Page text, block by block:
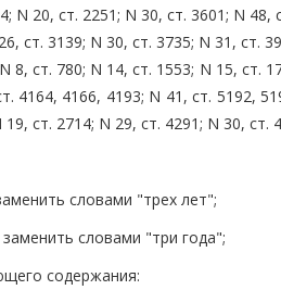
N 20, ст. 2251; N 30, ст. 3601; N
ст. 3139; N 30, ст. 3735; N 31, ст.
8, ст. 780; N 14, ст. 1553; N 15, ст.
4164, 4166, 4193; N 41, ст. 5192,
ст. 2714; N 29, ст. 4291; N 30,
словами "трех лет";
словами "три года";
содержания: